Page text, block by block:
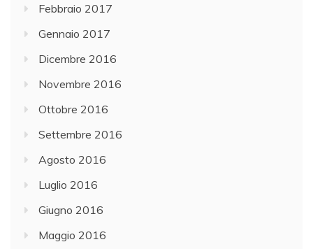
Febbraio 2017
Gennaio 2017
Dicembre 2016
Novembre 2016
Ottobre 2016
Settembre 2016
Agosto 2016
Luglio 2016
Giugno 2016
Maggio 2016